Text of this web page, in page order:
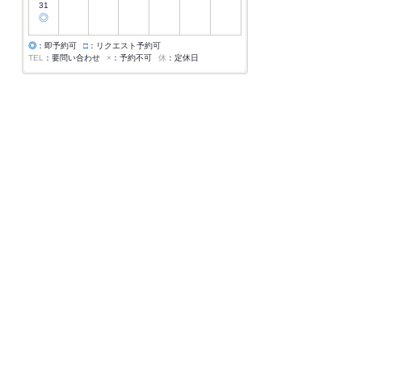
31
◎
◎ ：即予約可 □ ：リクエスト予約可
TEL
：要問い合わせ × ：予約不可 休 ：定休日